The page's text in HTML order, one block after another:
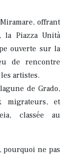
offrant
Piazza Unità
ouverte sur la
de rencontre
artistes.
de Grado,
migrateurs, et
classée au
pourquoi ne pas